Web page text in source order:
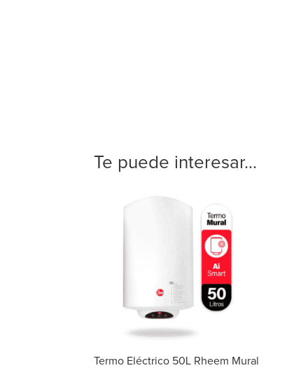
Te puede interesar...
Termo Eléctrico 50L Rheem Mural